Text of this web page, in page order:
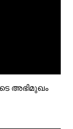
അഭിമുഖം